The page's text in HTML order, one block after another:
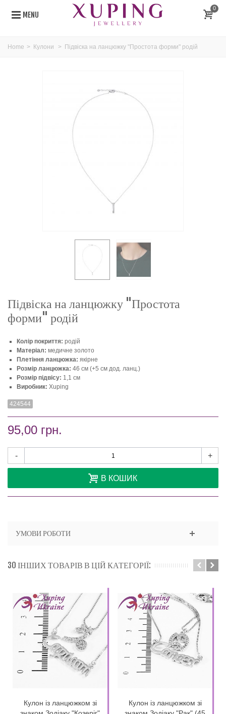
MENU
0
Home > Кулони > Підвіска на ланцюжку "Простота форми" родій
Підвіска на ланцюжку "Простота
форми" родій
Колір покриття: родій
Матеріал: медичне золото
Плетіння ланцюжка: якірне
Розмір ланцюжка: 46 см (+5 см дод. ланц.)
Розмір підвісу: 1,1 см
Виробник: Xuping
424544
95,00 грн.
- +
В КОШИК
УМОВИ РОБОТИ
30 ІНШИХ ТОВАРІВ В ЦІЙ КАТЕГОРІЇ:
Кулон із ланцюжком зі
Кулон із ланцюжком зі